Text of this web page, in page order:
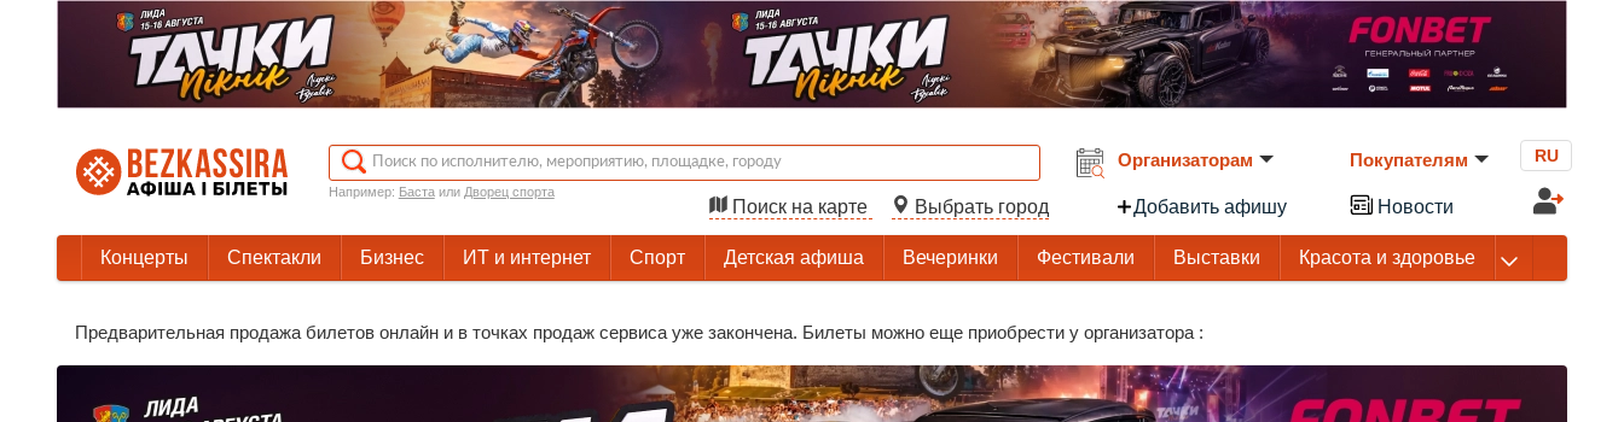
Например: Бастаили Дворец спорта
Поиск на карте Выбрать город
Организаторам
Добавить афишу
Покупателям
Новости
RU
Концерты Спектакли Бизнес ИТ и интернет Спорт Детская афиша Вечеринки Фестивали Выставки Красота и здоровье
Предварительная продажа билетов онлайн и в точках продаж сервиса уже закончена. Билеты можно еще приобрести у организатора :